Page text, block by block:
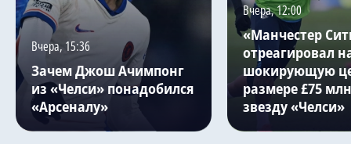
Вчера, 15:36
Зачем Джош Ачимпонг
из «Челси» понадобился
«Арсеналу»
Вчера, 12:00
«Манчестер
отреагировал
шокирующую
размере £75
звезду «Челси»